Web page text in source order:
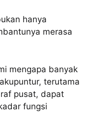
hanya
merasa
mengapa banyak
terutama
pusat, dapat
fungsi